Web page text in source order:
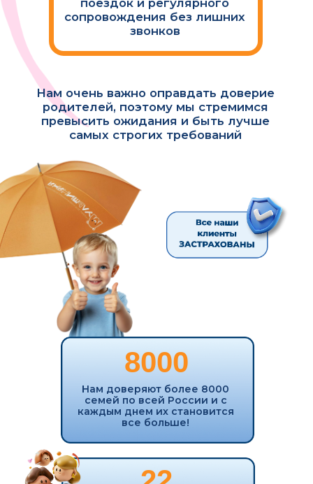
Следить за личным
счетом, контролировать
Видеть перемещение
ребенка с автоняней в
режиме онлайн
Отслеживаете выполнение
заказа
в приложении
онлайн
Регистрируетесь и
выбираете ваш город
Выбираете нужную вам
услугу и тариф
Вы скачиваете мобильное
Самостоятельно создавать заказы
и планировать расписание на
месяц вперед
КАК
ИСПОЛЬЗОВАТЬ
СЕРВИС?
СКАЧИВАЙТЕ ПРИЛОЖЕНИЕ